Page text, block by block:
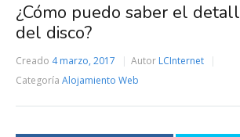
¿Cómo puedo saber el
del disco?
Creado 4 marzo, 2017 Autor LCInternet
Categoría Alojamiento Web